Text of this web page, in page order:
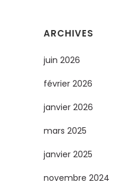
ARCHIVES
juin 2026
février 2026
janvier 2026
mars 2025
janvier 2025
novembre 2024